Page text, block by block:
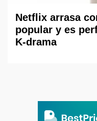
Netflix arrasa
popular y es
K-drama